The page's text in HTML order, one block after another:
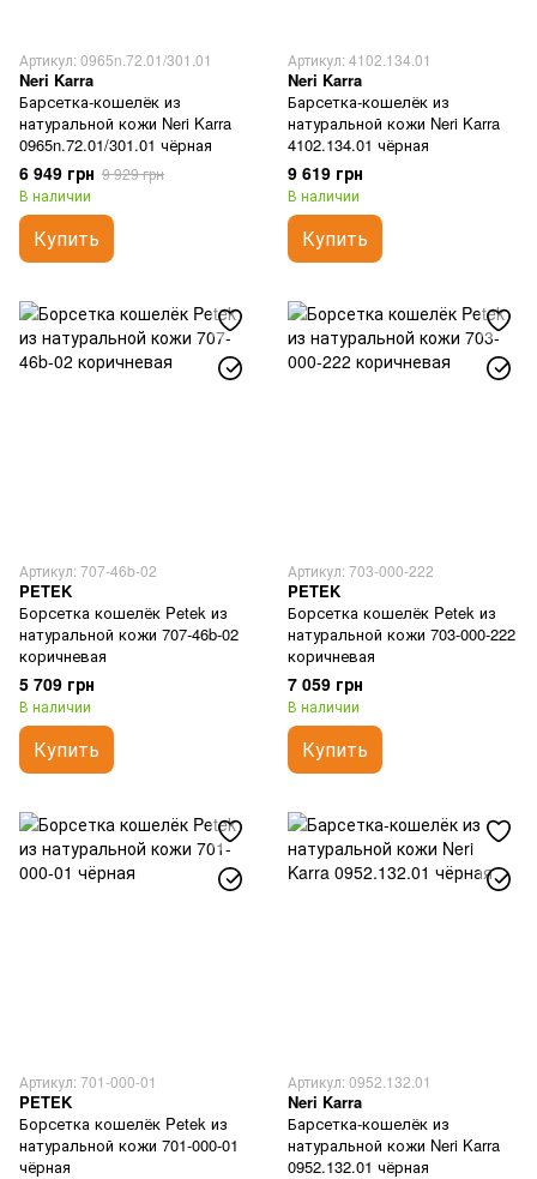
Артикул: 0965n.72.01/301.01
Neri Karra
Барсетка-кошелёк из
натуральной кожи Neri Karra
0965n.72.01/301.01 чёрная
6 949 грн 9 929 грн
В наличии
Купить
Артикул: 4102.134.01
Neri Karra
Барсетка-кошелёк из
натуральной кожи Neri Karra
4102.134.01 чёрная
9 619 грн
В наличии
Купить
Артикул: 707-46b-02
PETEK
Борсетка кошелёк Petek из
натуральной кожи 707-46b-02
коричневая
5 709 грн
В наличии
Купить
Артикул: 703-000-222
PETEK
Борсетка кошелёк Petek из
натуральной кожи 703-000-222
коричневая
7 059 грн
В наличии
Купить
Артикул: 701-000-01
PETEK
Борсетка кошелёк Petek из
натуральной кожи 701-000-01
чёрная
Артикул: 0952.132.01
Neri Karra
Барсетка-кошелёк из
натуральной кожи Neri Karra
0952.132.01 чёрная